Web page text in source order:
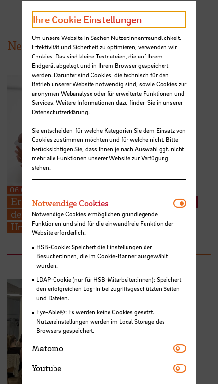
News aus der HSB
06.08.2026
Erneuter Aufruf: Hebammenstudierende
der HSB suchen weitere Schwangere zur
Unterstützung ihrer Prüfungen
Ihre Cookie Einstellungen
Um unsere Website in Sachen Nutzer:innenfreundlichkeit,
Effektivität und Sicherheit zu optimieren, verwenden wir
Cookies. Das sind kleine Textdateien, die auf Ihrem
Endgerät abgelegt und in Ihrem Browser gespeichert
werden. Darunter sind Cookies, die technisch für den
Betrieb unserer Website notwendig sind, sowie Cookies zur
anonymen Webanalyse oder für erweiterte Funktionen und
Services. Weitere Informationen dazu finden Sie in unserer
Datenschutzerklärung.
Sie entscheiden, für welche Kategorien Sie dem Einsatz von
Cookies zustimmen möchten und für welche nicht. Bitte
berücksichtigen Sie, dass Ihnen je nach Auswahl ggf. nicht
mehr alle Funktionen unserer Website zur Verfügung
stehen.
Notwendige Cookies
Notwendige Cookies ermöglichen grundlegende
Funktionen und sind für die einwandfreie Funktion der
Website erforderlich.
HSB-Cookie: Speichert die Einstellungen der
Besucher:innen, die im Cookie-Banner ausgewählt
wurden.
LDAP-Cookie (nur für HSB-Mitarbeiter:innen): Speichert
den erfolgreichen Log-In bei zugriffsgeschützten Seiten
und Dateien.
Eye-Able®: Es werden keine Cookies gesetzt.
Nutzereinstellungen werden im Local Storage des
Browsers gespeichert.
Matomo Matomo
Youtube Youtube